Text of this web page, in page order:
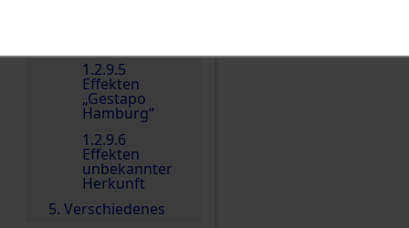
1.2.9.5
Effekten
„Gestapo
Hamburg“
1.2.9.6
Effekten
unbekannter
Herkunft
5. Verschiedenes